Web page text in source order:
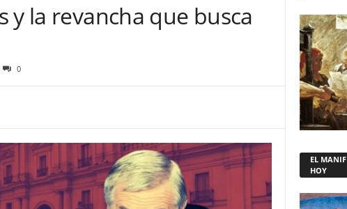
y la revancha que busca
0
EL
HOY